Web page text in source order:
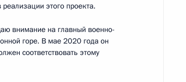
по профессиональным
этого проекта.
внимание на главный военно-
горе. В мае 2020 года он
соответствовать этому